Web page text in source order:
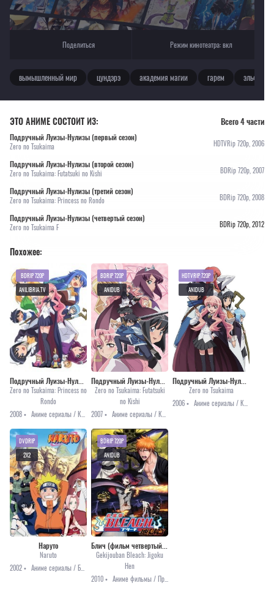
Поделиться Режим кинотеатра:вкл
вымышленный мир цундэрэ академия магии гарем эльфы
ЭТО АНИМЕ СОСТОИТ ИЗ:
Всего 4 части
Подручный Луизы-Нулизы (первый сезон)
Zero no Tsukaima HDTVRip 720p, 2006
Подручный Луизы-Нулизы (второй сезон)
Zero no Tsukaima: Futatsuki no Kishi BDRip 720p, 2007
Подручный Луизы-Нулизы (третий сезон)
Zero no Tsukaima: Princess no Rondo BDRip 720p, 2008
Подручный Луизы-Нулизы (четвертый сезон)
Zero no Tsukaima F BDRip 720p, 2012
Похожее:
Zero no Tsukaima: Princess no
Rondo
2008 •
BDRIP 720P
ANILIBRIA.TV
Zero no Tsukaima: Futatsuki
no Kishi
2007 •
BDRIP 720P
ANIDUB
Zero no Tsukaima
2006 •
HDTVRIP 720P
ANIDUB
Наруто
Naruto
2002 •
Аниме сериалы / Боевые искусства / Комедия / Приключения / Сёнэн
DVDRIP
2X2
Блич (фильм четвертый): Врата Ада [2010]
Gekijouban Bleach: Jigoku
Hen
2010 •
Аниме фильмы / Приключения / Сёнэн / Фэнтези
BDRIP 720P
ANIDUB